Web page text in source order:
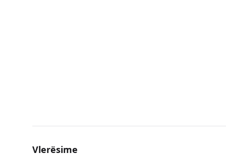
Vlerësime